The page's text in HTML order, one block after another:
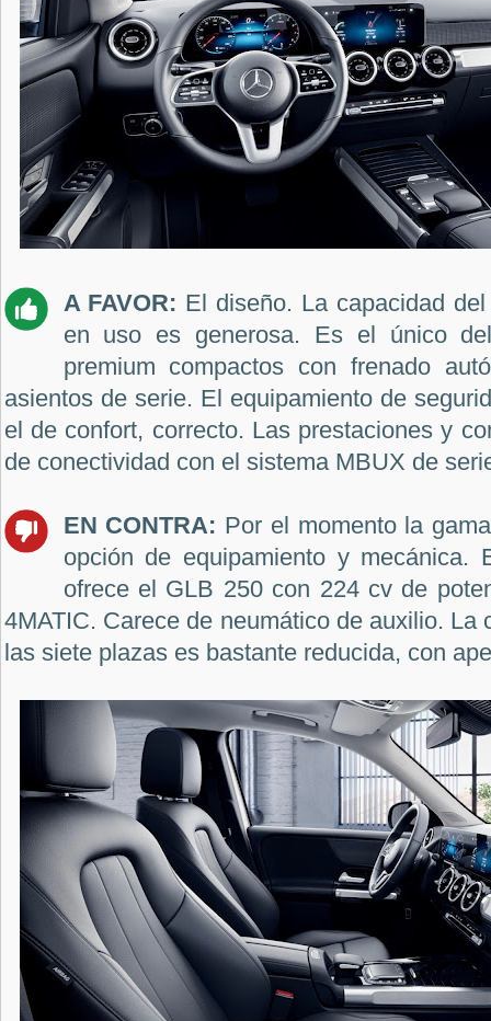
A FAVOR: El diseño. La capacidad
en uso es generosa. Es el único
premium compactos con frenado
asientos de serie. El equipamiento de
el de confort, correcto. Las prestaciones y
de conectividad con el sistema MBUX de
EN CONTRA: Por el momento la
opción de equipamiento y mecánica.
ofrece el GLB 250 con 224 cv de
4MATIC. Carece de neumático de auxilio. La
las siete plazas es bastante reducida, con